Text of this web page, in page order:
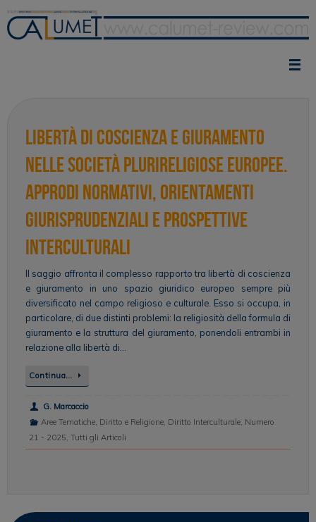
contenuto
Libertà di coscienza e giuramento
nelle società plurireligiose europee.
Approdi normativi, orientamenti
giurisprudenziali e prospettive
interculturali
Il saggio affronta il complesso rapporto tra libertà di coscienza
e giuramento in uno spazio giuridico europeo sempre più
diversificato nel campo religioso e culturale. Esso si occupa, in
particolare, di due distinti problemi: la religiosità della formula di
giuramento e la struttura del giuramento, ponendoli entrambi in
relazione alla libertà di…
Continua…
G. Marcaccio
Aree Tematiche, Diritto e Religione, Diritto Interculturale, Numero
21 - 2025, Tutti gli Articoli